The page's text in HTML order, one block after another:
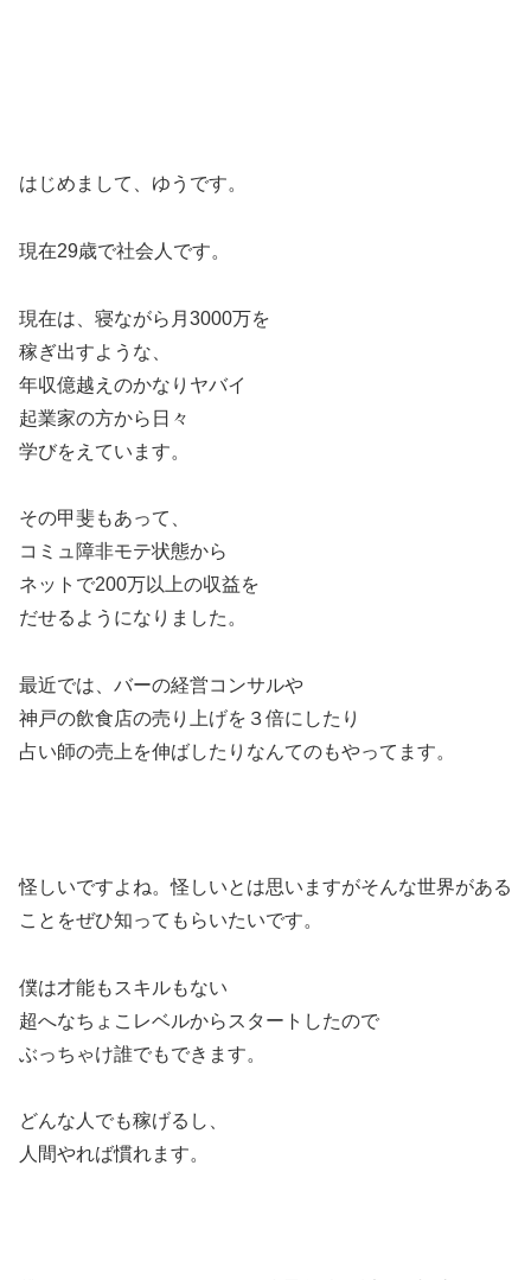
はじめまして、ゆうです。
現在29歳で社会人です。
現在は、寝ながら月3000万を
稼ぎ出すような、
年収億越えのかなりヤバイ
起業家の方から日々
学びをえています。
その甲斐もあって、
コミュ障非モテ状態から
ネットで200万以上の収益を
だせるようになりました。
最近では、バーの経営コンサルや
神戸の飲食店の売り上げを３倍にしたり
占い師の売上を伸ばしたりなんてのもやってます。
怪しいですよね。怪しいとは思いますがそんな世界がある
ことをぜひ知ってもらいたいです。
僕は才能もスキルもない
超へなちょこレベルからスタートしたので
ぶっちゃけ誰でもできます。
どんな人でも稼げるし、
人間やれば慣れます。